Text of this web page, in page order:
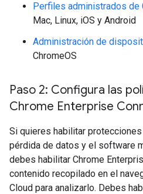
Perfiles administrados de
Mac, Linux, iOS y Android
Administración de
ChromeOS
Paso 2: Configura las
Chrome Enterprise
Si quieres habilitar
pérdida de datos y el software
debes habilitar Chrome
contenido recopilado en el
Cloud para analizarlo. Debes